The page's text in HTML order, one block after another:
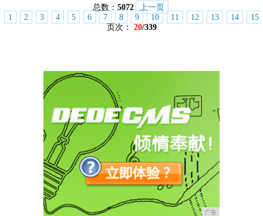
总数： 5072
上一页
1
2 3 4 5 6 7 8 9 10 11 12 13 14
15
页次： 20/339
广告